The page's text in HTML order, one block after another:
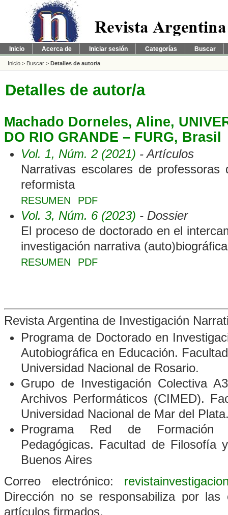
Inicio Acerca de Iniciar sesión Categorías Buscar
Inicio > Buscar > Detalles de autor/a
Detalles de autor/a
Machado Dorneles, Aline,
DO RIO GRANDE – FURG, Brasil
Vol. 1, Núm. 2 (2021) - Artículos
Narrativas escolares de
reformista
RESUMEN PDF
Vol. 3, Núm. 6 (2023) - Dossier
El proceso de doctorado en el
investigación narrativa (auto)biográfica
RESUMEN PDF
Revista Argentina de Investigación
Programa de Doctorado en
Autobiográfica en Educación.
Universidad Nacional de Rosario.
Grupo de Investigación Colectiva
Archivos Performáticos (CIMED).
Universidad Nacional de Mar del
Programa Red de Formación
Pedagógicas. Facultad de Filosofía
Buenos Aires
Correo electrónico:
Dirección no se responsabiliza por las
artículos firmados.